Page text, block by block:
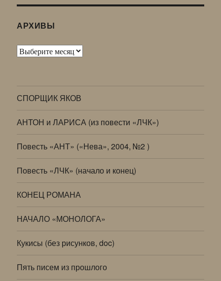
АРХИВЫ
Архивы
СПОРЩИК ЯКОВ
АНТОН и ЛАРИСА (из повести «ЛЧК»)
Повесть «АНТ» («Нева», 2004, №2 )
Повесть «ЛЧК» (начало и конец)
КОНЕЦ РОМАНА
НАЧАЛО «МОНОЛОГА»
Кукисы (без рисунков, doc)
Пять писем из прошлого